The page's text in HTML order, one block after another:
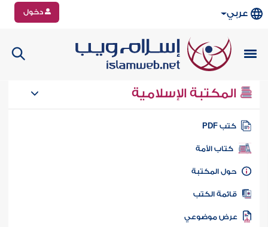
عربي دخول
المكتبة الإسلامية
كتب PDF
كتاب الأمة
المكتبة
الكتب